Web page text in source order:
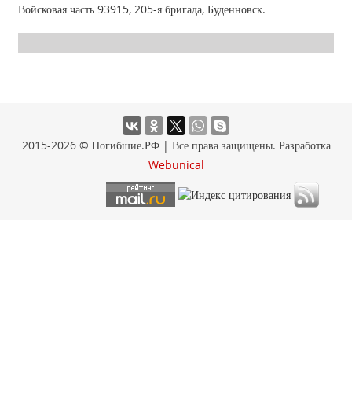
Войсковая часть 93915, 205-я бригада, Буденновск.
2015-2026 © Погибшие.РФ | Все права защищены. Разработка
Webunical